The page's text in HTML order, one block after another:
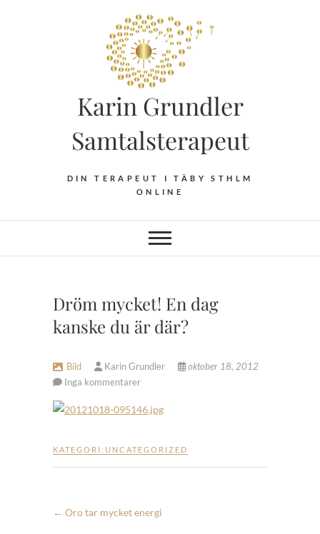
Karin Grundler
Samtalsterapeut
DIN TERAPEUT I TÄBY STHLM
ONLINE
Dröm mycket! En dag
kanske du är där?
Bild Karin Grundler
oktober 18, 2012
Inga kommentarer
KATEGORI: UNCATEGORIZED
← Oro tar mycket energi